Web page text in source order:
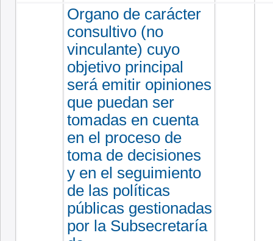
Organo de carácter
consultivo (no
vinculante) cuyo
objetivo principal
será emitir opiniones
que puedan ser
tomadas en cuenta
en el proceso de
toma de decisiones
y en el seguimiento
de las políticas
públicas gestionadas
por la Subsecretaría